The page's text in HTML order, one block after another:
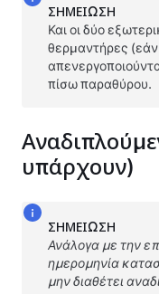
ΣΗΜΕΊΩΣΗ
Και οι δύο
θερμαντήρες
πίσω παραθύρου.
υπάρχουν)
ΣΗΜΕΊΩΣΗ
Ανάλογα με την
ημερομηνία
μην διαθέτει